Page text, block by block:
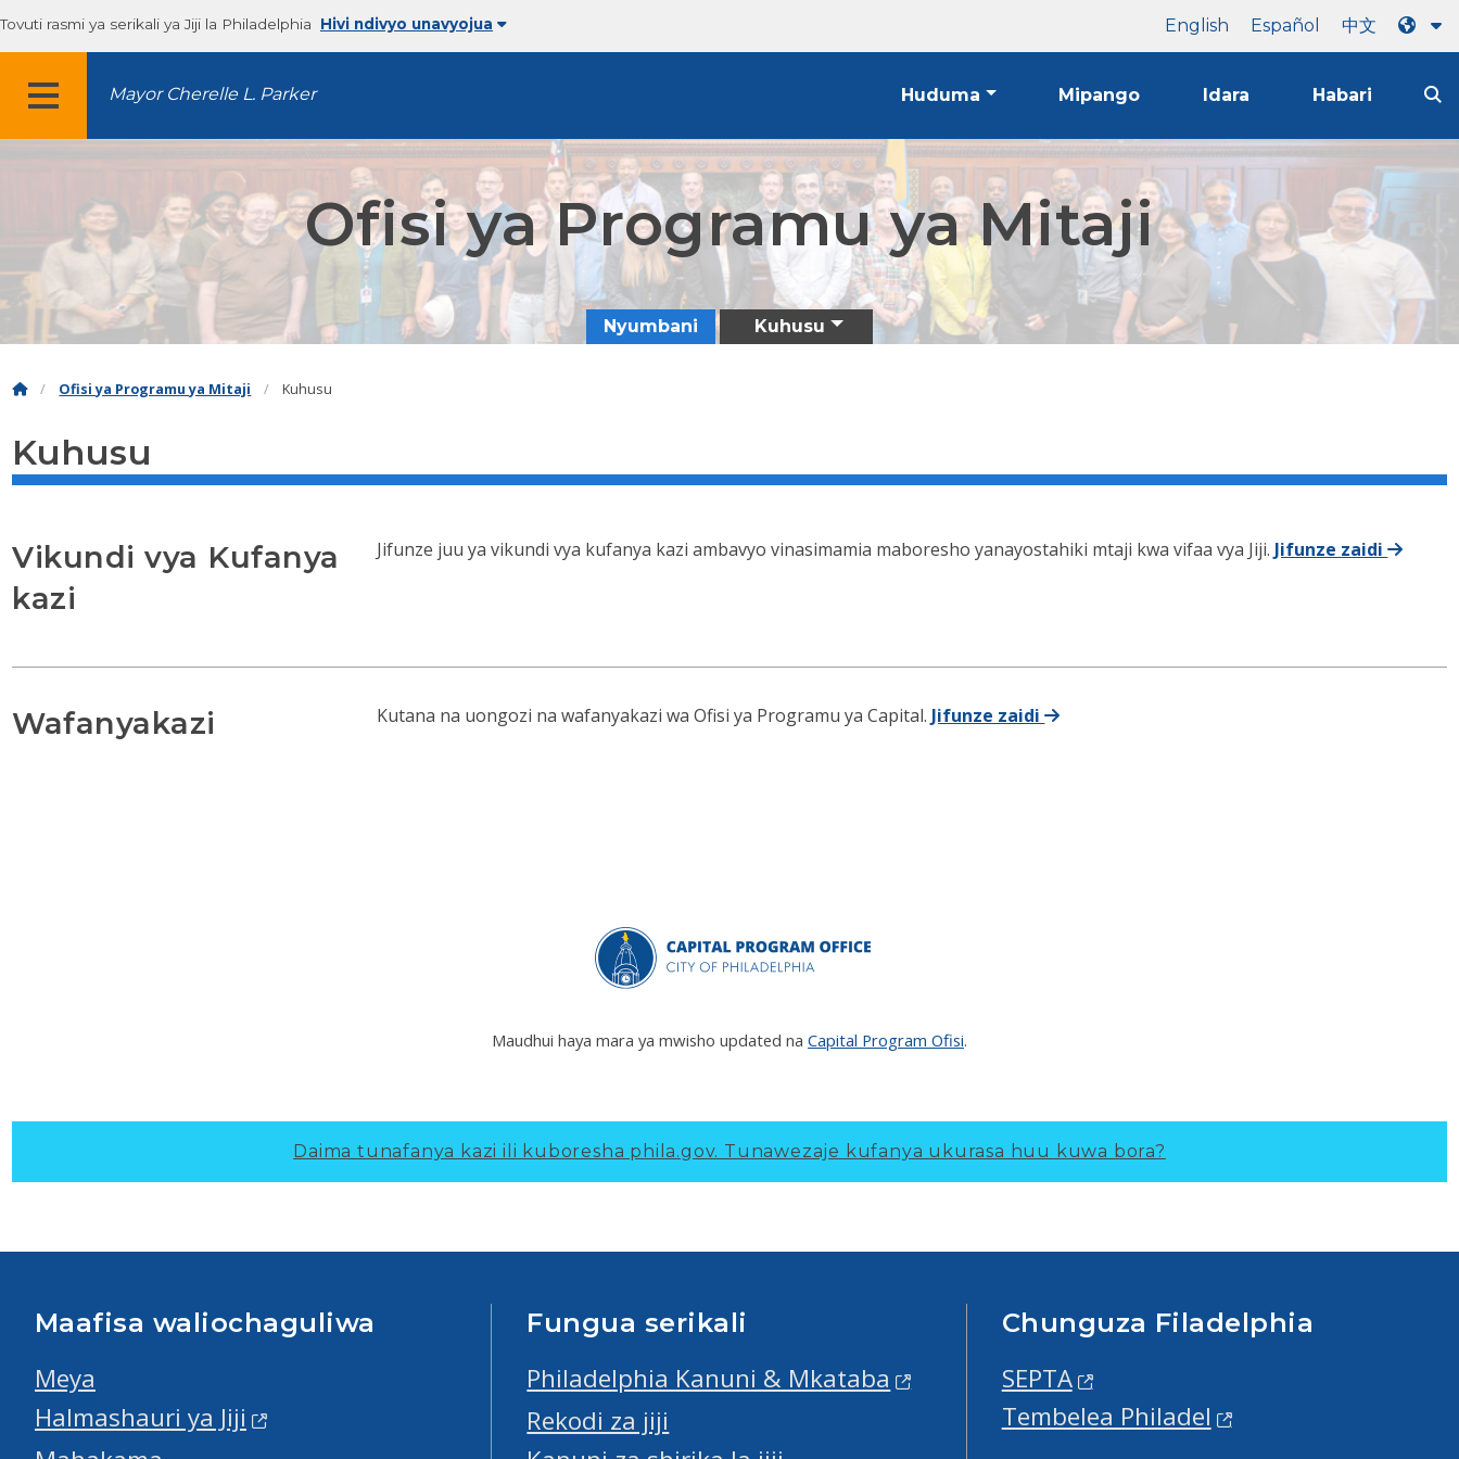
Tovuti rasmi ya serikali ya Jiji la Philadelphia Hivi ndivyo unavyojua English Español 中文
MENYU
Mayor Cherelle L. Parker Huduma Mipango Idara Habari
Ofisi ya Programu ya Mitaji
Nyumbani Kuhusu
Ofisi ya Programu ya Mitaji Kuhusu
Kuhusu
Vikundi vya Kufanya
kazi
Jifunze juu ya vikundi vya kufanya kazi ambavyo vinasimamia maboresho yanayostahiki mtaji kwa vifaa vya Jiji. Jifunze zaidi
Wafanyakazi Kutana na uongozi na wafanyakazi wa Ofisi ya Programu ya Capital. Jifunze zaidi
Maudhui haya mara ya mwisho updated na Capital Program Ofisi.
Daima tunafanya kazi ili kuboresha phila.gov. Tunawezaje kufanya ukurasa huu kuwa bora?
Maafisa waliochaguliwa
Meya
Halmashauri ya Jiji
Fungua serikali
Philadelphia Kanuni & Mkataba
Rekodi za jiji
Chunguza Filadelphia
SEPTA
Tembelea Philadel